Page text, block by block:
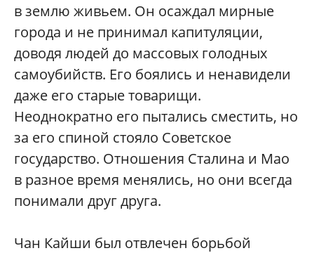
в землю живьем. Он осаждал мирные
города и не принимал капитуляции,
доводя людей до массовых голодных
самоубийств. Его боялись и ненавидели
даже его старые товарищи.
Неоднократно его пытались сместить, но
за его спиной стояло Советское
государство. Отношения Сталина и Мао
в разное время менялись, но они всегда
понимали друг друга.
Чан Кайши был отвлечен борьбой